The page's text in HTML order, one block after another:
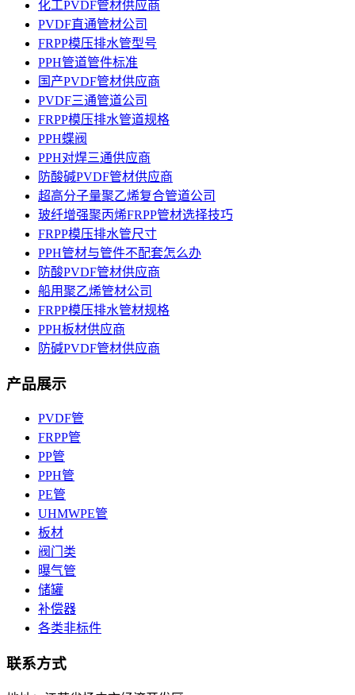
化工PVDF管材供应商
PVDF直通管材公司
FRPP模压排水管型号
PPH管道管件标准
国产PVDF管材供应商
PVDF三通管道公司
FRPP模压排水管道规格
PPH蝶阀
PPH对焊三通供应商
防酸碱PVDF管材供应商
超高分子量聚乙烯复合管道公司
玻纤增强聚丙烯FRPP管材选择技巧
FRPP模压排水管尺寸
PPH管材与管件不配套怎么办
防酸PVDF管材供应商
船用聚乙烯管材公司
FRPP模压排水管材规格
PPH板材供应商
防碱PVDF管材供应商
产品展示
PVDF管
FRPP管
PP管
PPH管
PE管
UHMWPE管
板材
阀门类
曝气管
储罐
补偿器
各类非标件
联系方式